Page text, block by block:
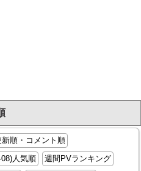
新順・コメント順
人気順
週間PVランキング